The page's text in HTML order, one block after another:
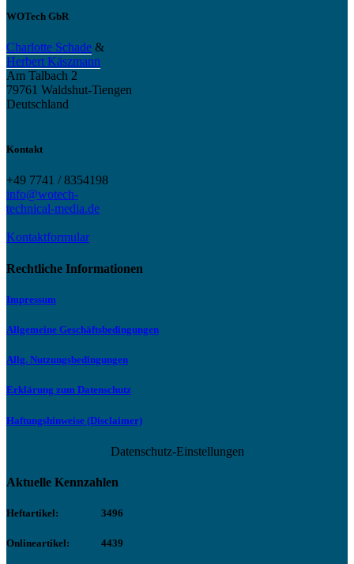
WOTech GbR
Charlotte Schade &
Herbert Käszmann
Am Talbach 2
79761 Waldshut-Tiengen
Deutschland
Kontakt
+49 7741 / 8354198
info@wotech-
technical-media.de
Kontaktformular
Rechtliche Informationen
Impressum
Allgemeine Geschäftsbedingungen
Allg. Nutzungsbedingungen
Erklärung zum Datenschutz
Haftungshinweise (Disclaimer)
Datenschutz-Einstellungen
Aktuelle Kennzahlen
Heftartikel: 3496
Onlineartikel: 4439